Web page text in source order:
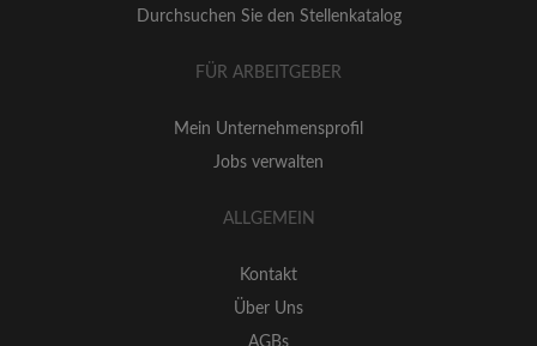
Durchsuchen Sie den Stellenkatalog
FÜR ARBEITGEBER
Mein Unternehmensprofil
Jobs verwalten
ALLGEMEIN
Kontakt
Über Uns
AGBs